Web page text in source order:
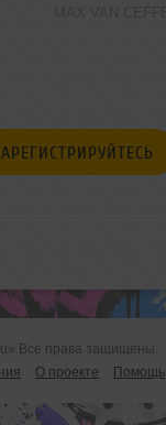
Все права защищены.
О проекте Помощь